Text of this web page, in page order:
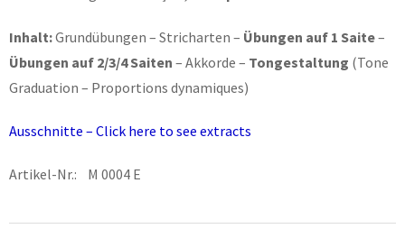
Inhalt:Grundübungen – Stricharten – Übungen auf 1 Saite–
Übungen auf 2/3/4 Saiten – Akkorde – Tongestaltung (Tone
Graduation – Proportions dynamiques)
Ausschnitte – Click here to see extracts
Artikel-Nr.: M 0004 E